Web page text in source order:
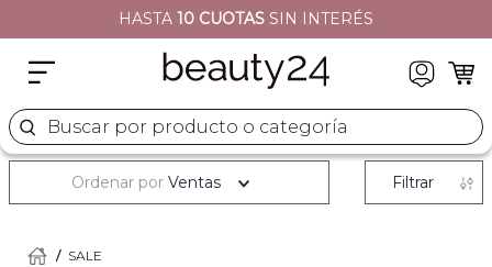
HASTA 10 CUOTAS SIN INTERÉS
Buscar por producto o categoría
SALE
Ordenar por Ventas Filtrar
naj oleari
5. versace